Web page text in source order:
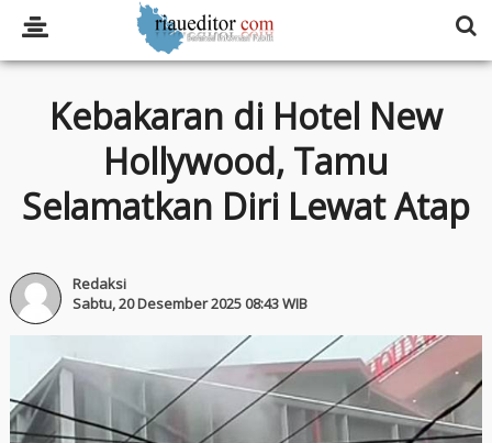
Kebakaran di Hotel New
Hollywood, Tamu
Selamatkan Diri Lewat Atap
Redaksi
Sabtu, 20 Desember 2025 08:43 WIB